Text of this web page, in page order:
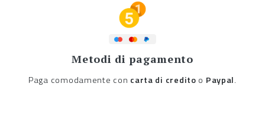
Metodi di pagamento
Paga comodamente con carta di credito o Paypal.